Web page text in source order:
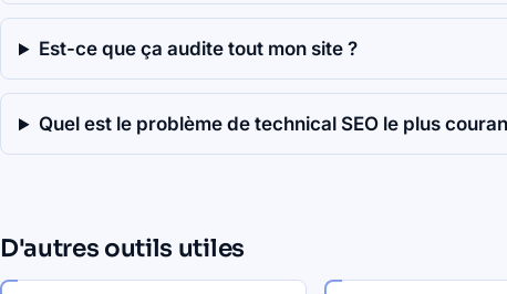
Est-ce que ça audite tout mon site ?
Quel est le problème de technical SEO le plus
D'autres outils utiles